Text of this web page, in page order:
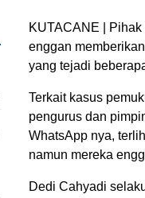
KUTACANE |
enggan
yang tejadi
Terkait kasus
pengurus dan
WhatsApp nya,
namun mereka
Dedi Cahyadi